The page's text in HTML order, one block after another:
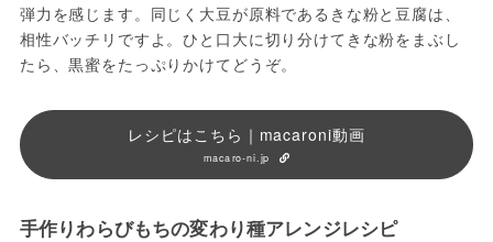
弾力を感じます。同じく大豆が原料であるきな粉と豆腐は、
相性バッチリですよ。ひと口大に切り分けてきな粉をまぶし
たら、黒蜜をたっぷりかけてどうぞ。
レシピはこちら｜macaroni動画
macaro-ni.jp
手作りわらびもちの変わり種アレンジレシピ